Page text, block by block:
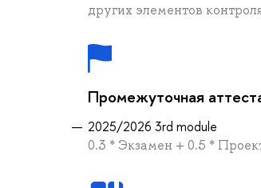
других элементов
Промежуточная
2025/2026 3rd module
0.3 * Экзамен + 0.5 *